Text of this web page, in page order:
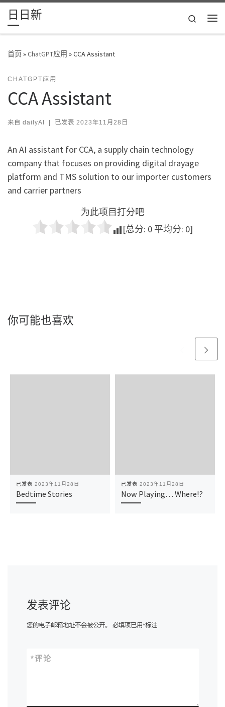
Skip to content
日日新
Search
首页»ChatGPT应用 »CCA Assistant
CHATGPT应用
CCA Assistant
来自 dailyAI | 已发表 2023年11月28日
An AI assistant for CCA, a supply chain technology
company that focuses on providing digital drayage
platform and TMS solution to our importer customers
and carrier partners
为此项目打分吧
[总分: 0 平均分: 0]
你可能也喜欢
已发表 2023年11月28日
Bedtime Stories
已发表 2023年11月28日
Now Playing… Where!?
发表评论
您的电子邮箱地址不会被公开。 必填项已用*标注
评论
*